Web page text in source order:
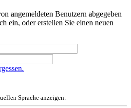
angemeldeten Benutzern abgegeben
ein, oder erstellen Sie einen neuen
Sprache anzeigen.